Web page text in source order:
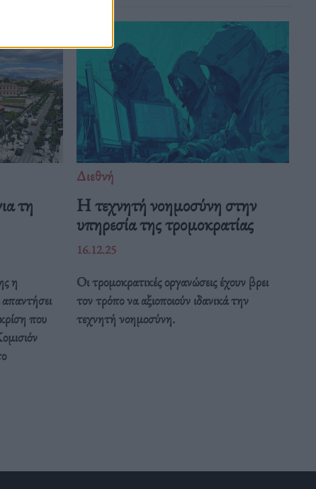
τη
η
που
Διεθνή
Η τεχνητή νοημοσύνη στην
υπηρεσία της τρομοκρατίας
16.12.25
Οι τρομοκρατικές οργανώσεις έχουν βρει
τον τρόπο να αξιοποιούν ιδανικά την
τεχνητή νοημοσύνη.